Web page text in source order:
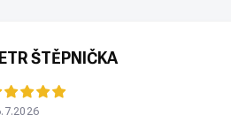
ŠTĚPNIČKA